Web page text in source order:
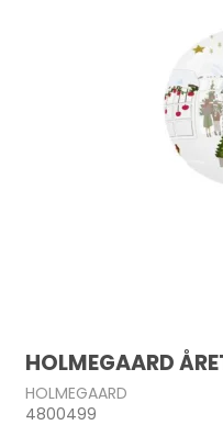
HOLMEGAARD
HOLMEGAARD
4800499